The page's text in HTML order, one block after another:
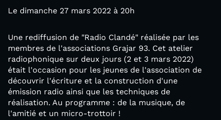
Le dimanche 27 mars 2022 à 20h
Une rediffusion de "Radio Clandé" réalisée par les
membres de l'associations Grajar 93. Cet atelier
radiophonique sur deux jours (2 et 3 mars 2022)
était l'occasion pour les jeunes de l'association de
découvrir l'écriture et la construction d'une
émission radio ainsi que les techniques de
réalisation. Au programme : de la musique, de
l'amitié et un micro-trottoir !